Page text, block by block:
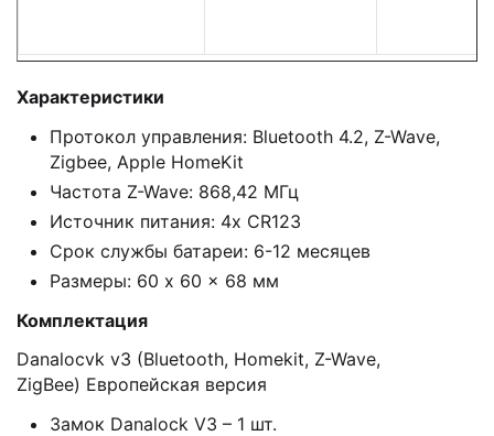
Характеристики
Протокол управления: Bluetooth 4.2, Z-Wave,
Zigbee, Apple HomeKit
Частота Z-Wave: 868,42 МГц
Источник питания: 4x CR123
Срок службы батареи: 6-12 месяцев
Размеры: 60 x 60 x 68 мм
Комплектация
Danalocvk v3 (Bluetooth, Homekit, Z-Wave,
ZigBee) Европейская версия
Замок Danalock V3 – 1 шт.